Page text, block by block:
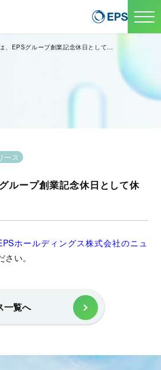
6月1日(金)は、EPSグループ創業記念休日として休業いたします
ース
ループ創業記念休日として休
ホールディングス株式会社のニュ
い。
一覧へ